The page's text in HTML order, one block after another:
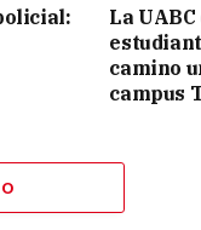
La
camino
campus